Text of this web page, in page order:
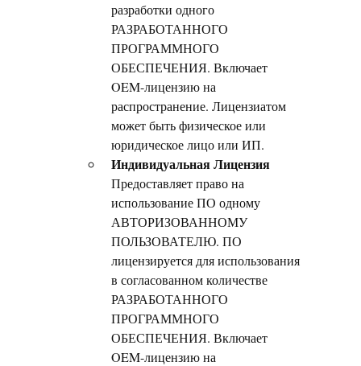
разработки одного
РАЗРАБОТАННОГО
ПРОГРАММНОГО
ОБЕСПЕЧЕНИЯ. Включает
OEM-лицензию на
распространение. Лицензиатом
может быть физическое или
юридическое лицо или ИП.
Индивидуальная Лицензия
Предоставляет право на
использование ПО одному
АВТОРИЗОВАННОМУ
ПОЛЬЗОВАТЕЛЮ. ПО
лицензируется для использования
в согласованном количестве
РАЗРАБОТАННОГО
ПРОГРАММНОГО
ОБЕСПЕЧЕНИЯ. Включает
OEM-лицензию на